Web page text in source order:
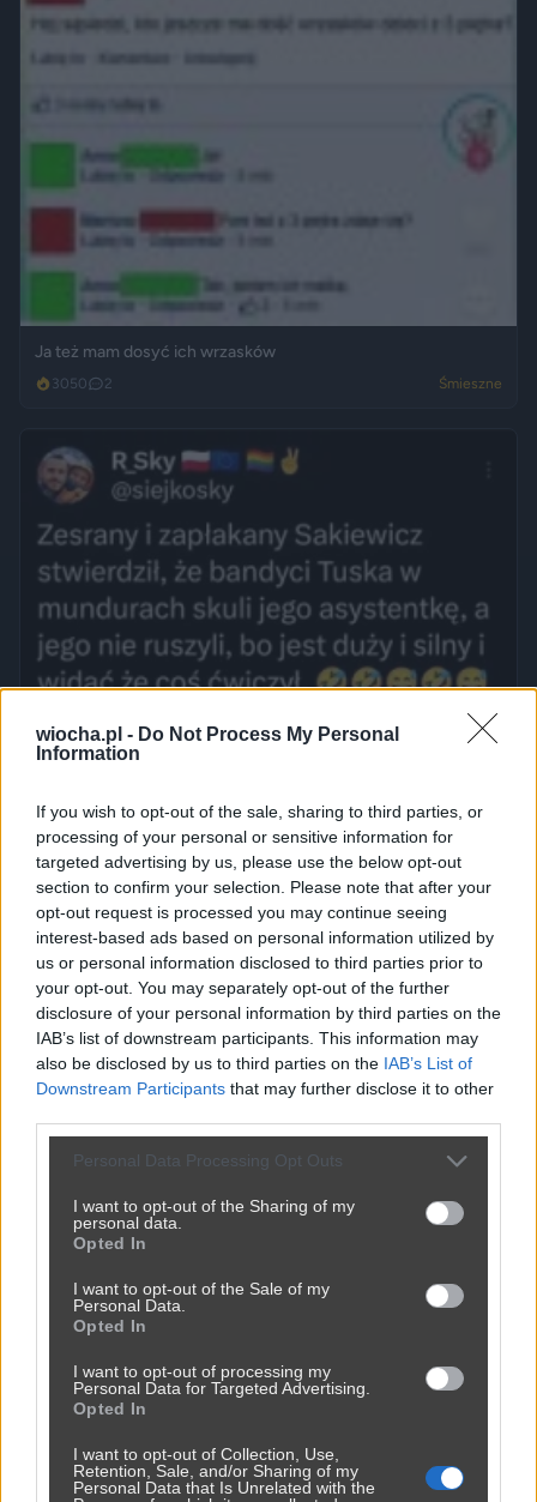
wiocha.pl - Do Not Process My Personal
Information
If you wish to opt-out of the sale, sharing to third parties, or
processing of your personal or sensitive information for
targeted advertising by us, please use the below opt-out
section to confirm your selection. Please note that after your
opt-out request is processed you may continue seeing
interest-based ads based on personal information utilized by
us or personal information disclosed to third parties prior to
your opt-out. You may separately opt-out of the further
disclosure of your personal information by third parties on the
IAB’s list of downstream participants. This information may
also be disclosed by us to third parties on the IAB’s List of
Downstream Participants that may further disclose it to other
Personal Data Processing Opt Outs
I want to opt-out of the Sharing of my
personal data.
Opted In
I want to opt-out of the Sale of my
Personal Data.
Opted In
I want to opt-out of processing my
Personal Data for Targeted Advertising.
Opted In
I want to opt-out of Collection, Use,
Retention, Sale, and/or Sharing of my
Personal Data that Is Unrelated with the
Ja też mam dosyć ich wrzasków
3050 2 Śmieszne